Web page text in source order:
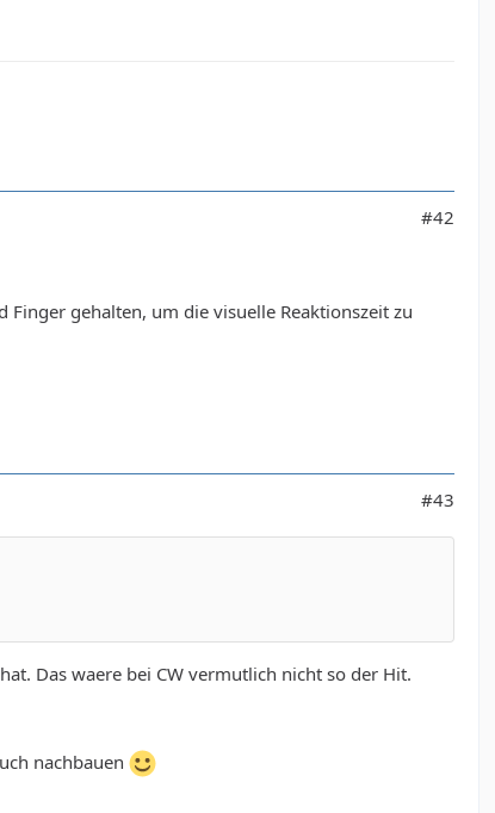
#42
Finger gehalten, um die visuelle Reaktionszeit zu
#43
Das waere bei CW vermutlich nicht so der Hit.
nachbauen